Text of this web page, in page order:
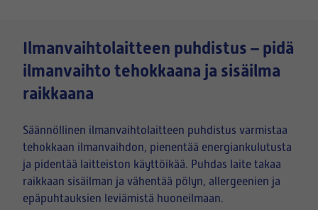
Ilmanvaihtolaitteen puhdistus – pidä
ilmanvaihto tehokkaana ja sisäilma
raikkaana
Säännöllinen ilmanvaihtolaitteen puhdistus varmistaa
tehokkaan ilmanvaihdon, pienentää energiankulutusta
ja pidentää laitteiston käyttöikää. Puhdas laite takaa
raikkaan sisäilman ja vähentää pölyn, allergeenien ja
epäpuhtauksien leviämistä huoneilmaan.